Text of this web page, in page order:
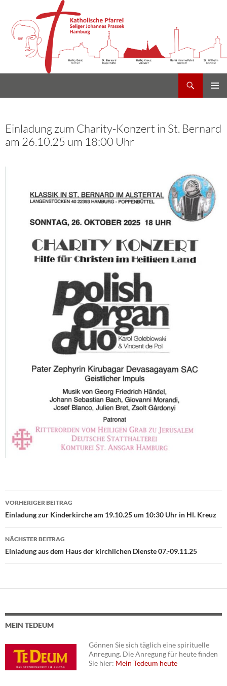
Einladung zum Charity-Konzert in St. Bernard
am 26.10.25 um 18:00 Uhr
Beitragsnavigation
VORHERIGER BEITRAG
Einladung zur Kinderkirche am 19.10.25 um 10:30 Uhr in Hl. Kreuz
NÄCHSTER BEITRAG
Einladung aus dem Haus der kirchlichen Dienste 07.-09.11.25
MEIN TEDEUM
Gönnen Sie sich täglich eine spirituelle
Anregung. Die Anregung für heute finden
Sie hier: Mein Tedeum heute